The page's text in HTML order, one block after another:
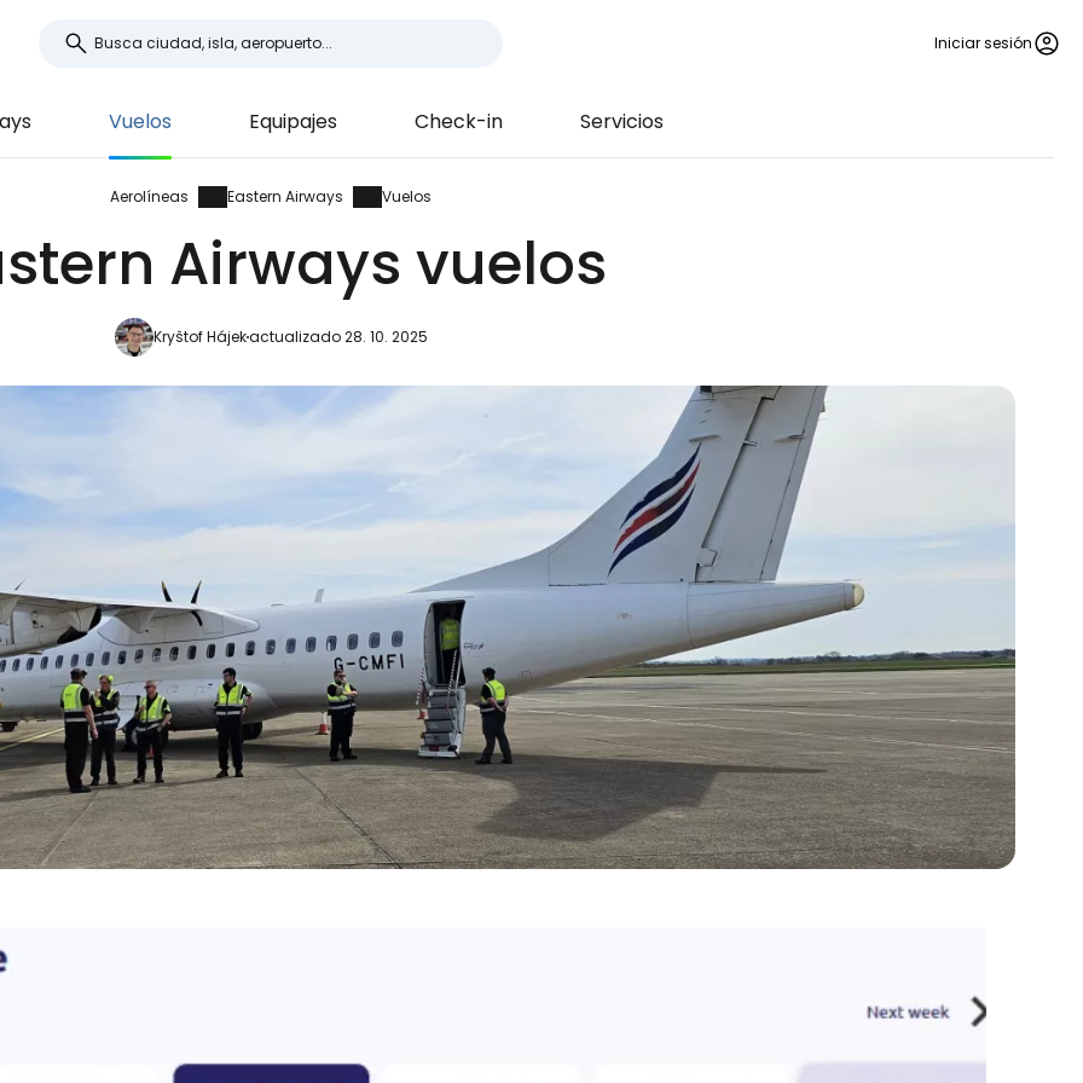
Iniciar sesión
Vuelos Equipajes Check-in Servicios
Aerolíneas Eastern Airways Vuelos
Airways vuelos
Kryštof Hájekactualizado 28. 10. 2025
Airways es una pequeña compañía aérea que también trabaja con
elevadas teniendo en cuenta que no hay competencia en la mayoría de las rutas.